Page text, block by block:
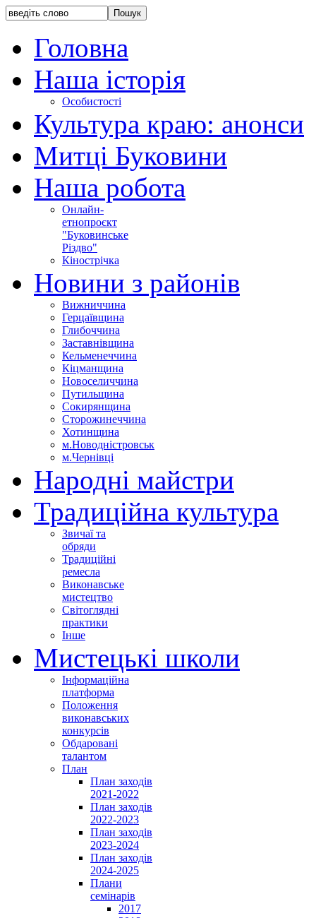
Головна
Наша історія
Особистості
Культура краю: анонси
Митці Буковини
Наша робота
Онлайн-
етнопроєкт
"Буковинське
Різдво"
Кінострічка
Новини з районів
Вижниччина
Герцаївщина
Глибоччина
Заставнівщина
Кельменеччина
Кіцманщина
Новоселиччина
Путильщина
Сокирянщина
Сторожинеччина
Хотинщина
м.Новодністровськ
м.Чернівці
Народні майстри
Традиційна культура
Звичаї та
обряди
Традиційні
ремесла
Виконавське
мистецтво
Світоглядні
практики
Інше
Мистецькі школи
Інформаційна
платформа
Положення
виконавських
конкурсів
Обдаровані
талантом
План
План заходів
2021-2022
План заходів
2022-2023
План заходів
2023-2024
План заходів
2024-2025
Плани
семінарів
2017